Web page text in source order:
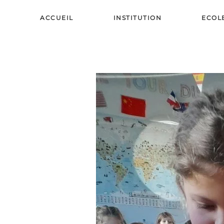
ACCUEIL INSTITUTION